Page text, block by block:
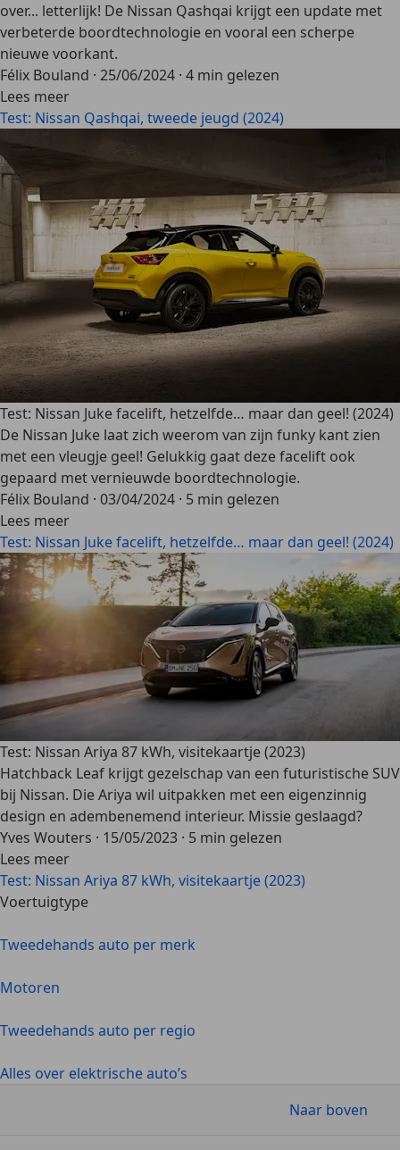
over... letterlijk! De Nissan Qashqai krijgt een update met
verbeterde boordtechnologie en vooral een scherpe
nieuwe voorkant.
Félix Bouland · 25/06/2024 · 4 min gelezen
Lees meer
Test: Nissan Qashqai, tweede jeugd (2024)
Test: Nissan Juke facelift, hetzelfde… maar dan geel! (2024)
De Nissan Juke laat zich weerom van zijn funky kant zien
met een vleugje geel! Gelukkig gaat deze facelift ook
gepaard met vernieuwde boordtechnologie.
Félix Bouland · 03/04/2024 · 5 min gelezen
Lees meer
Test: Nissan Juke facelift, hetzelfde… maar dan geel! (2024)
Test: Nissan Ariya 87 kWh, visitekaartje (2023)
Hatchback Leaf krijgt gezelschap van een futuristische SUV
bij Nissan. Die Ariya wil uitpakken met een eigenzinnig
design en adembenemend interieur. Missie geslaagd?
Yves Wouters · 15/05/2023 · 5 min gelezen
Lees meer
Test: Nissan Ariya 87 kWh, visitekaartje (2023)
Voertuigtype
Tweedehands auto per merk
Motoren
Tweedehands auto per regio
Alles over elektrische auto’s
Naar boven